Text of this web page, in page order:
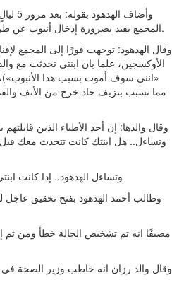
المجمع يفيد بضرورة إدخال أنبوب عن طريق الفم؛ لتحسين وضع التنفس لدى رزان وأن المريضة ووالدتها المرافقة معها رفضتا ذلك.
وقال الهدهود: توجهت فورًا إلى المجمع
الأوكسجين، علما بان ابنتي تحدثت مع
«انني سوف أموت بسبب هذا الأنبوب»)،
مما تسبب بنزيف حاد خرج من الأنف
وقال والدها: إن أحد الأطباء الذين
وتساءل.. هل ابنتك كانت تتحدث معك
وتساءل الهدهود.. إذا كانت
وطالب أحمد الهدهود بفتح تحقيق
مضيفًا انه تم تشخيص الحالة خطأ ومن ثم
وقال والد رزان انه خاطب وزير الصحة